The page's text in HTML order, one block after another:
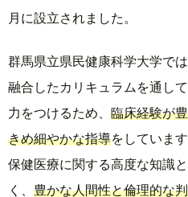
月に設立されました。
群馬県立県民健康科学大学で
融合したカリキュラムを通し
力をつけるため、 臨床経験が
きめ細やかな指導をしています
保健医療に関する高度な知識
く、 豊かな人間性と倫理的な